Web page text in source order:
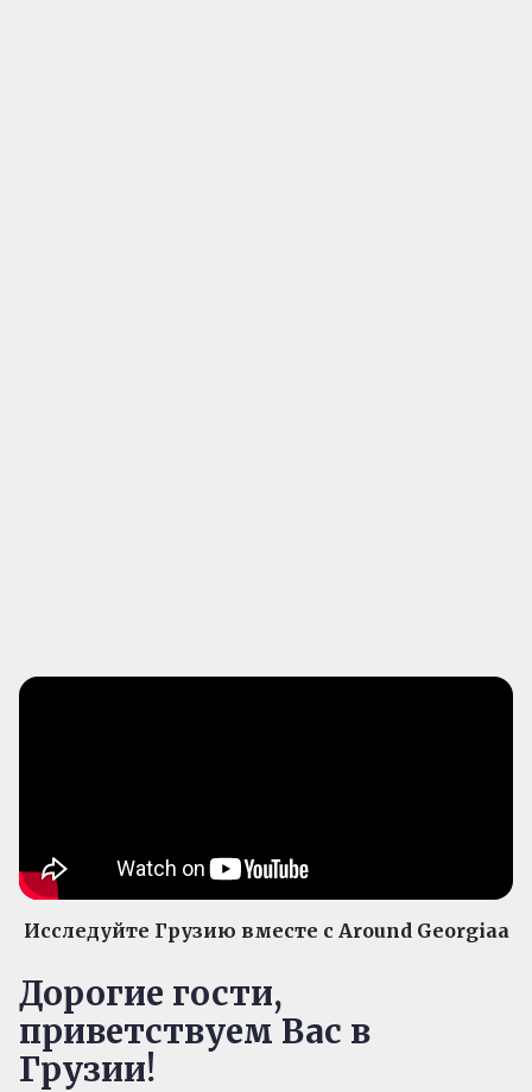
Исследуйте Грузию вместе с Around Georgiaa
Дорогие гости,
приветствуем Вас в
Грузии!